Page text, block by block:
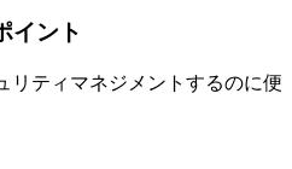
イント
リティマネジメントするのに便